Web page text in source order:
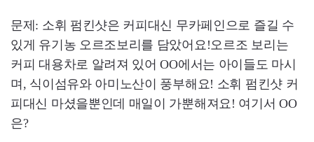
문제: 소휘 펌킨샷은 커피대신 무카페인으로 즐길 수
있게 유기농 오르조보리를 담았어요!오르조 보리는
커피 대용차로 알려져 있어 OO에서는 아이들도 마시
며, 식이섬유와 아미노산이 풍부해요! 소휘 펌킨샷 커
피대신 마셨을뿐인데 매일이 가뿐해져요! 여기서 OO
은?